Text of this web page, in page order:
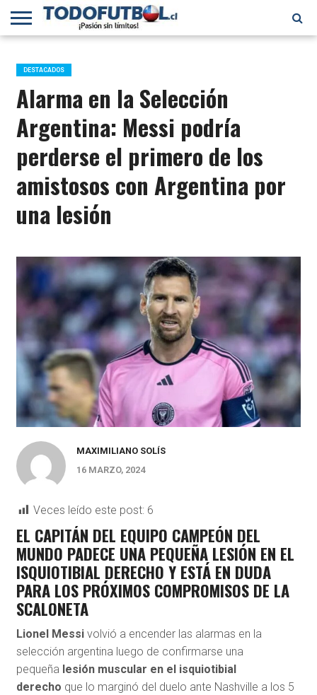
PRIMERA
B
SELECCIÓN
CHILENA
CHILENOS
EN EL
MUNDO
FÚTBOL
INTERNACIONAL
DESTACADOS
Alarma en la Selección
Argentina: Messi podría
perderse el primero de los
amistosos con Argentina por
una lesión
MAXIMILIANO SOLÍS
16 MARZO, 2024
Veces leído este post: 6
EL CAPITÁN DEL EQUIPO CAMPEÓN DEL
MUNDO PADECE UNA PEQUEÑA LESIÓN EN EL
ISQUIOTIBIAL DERECHO Y ESTÁ EN DUDA
PARA LOS PRÓXIMOS COMPROMISOS DE LA
SCALONETA
Lionel Messi volvió a encender las alarmas en la
selección argentina luego de confirmarse una
pequeña lesión muscular en el isquiotibial
derecho que lo marginó del duelo ante Nashville a los 5